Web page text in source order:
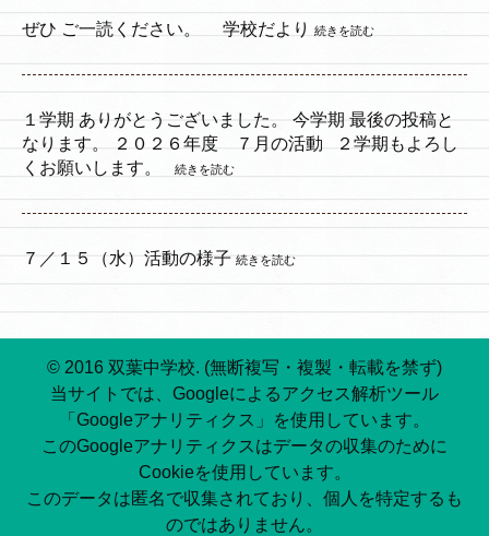
ぜひ ご一読ください。 学校だより 続きを読む
１学期 ありがとうございました。 今学期 最後の投稿と
なります。 ２０２６年度 ７月の活動 ２学期もよろし
くお願いします。
続きを読む
７／１５（水）活動の様子 続きを読む
© 2016 双葉中学校. (無断複写・複製・転載を禁ず)
当サイトでは、Googleによるアクセス解析ツール
「Googleアナリティクス」を使用しています。
このGoogleアナリティクスはデータの収集のために
Cookieを使用しています。
このデータは匿名で収集されており、個人を特定するも
のではありません。